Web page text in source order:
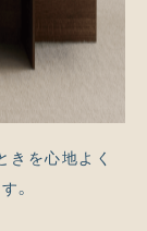
きを心地よく
。